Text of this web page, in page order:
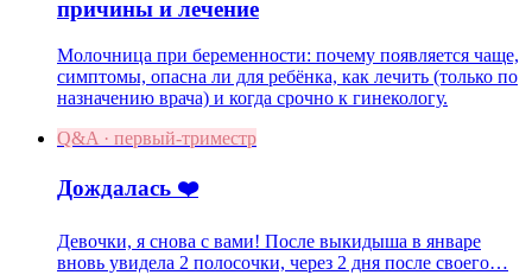
причины и лечение
Молочница при беременности: почему появляется чаще,
симптомы, опасна ли для ребёнка, как лечить (только по
назначению врача) и когда срочно к гинекологу.
Q&A · первый-триместр
Дождалась ❤️
Девочки, я снова с вами! После выкидыша в январе
вновь увидела 2 полосочки, через 2 дня после своего…